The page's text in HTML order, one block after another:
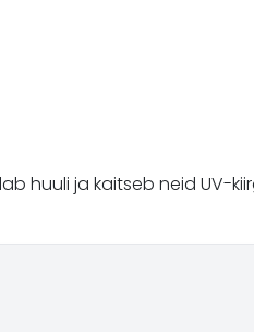
huuli ja kaitseb neid UV-